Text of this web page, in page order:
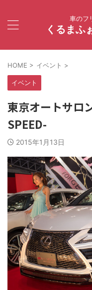
車のフ
くるま
HOME > イベント >
イベント
東京オートサロ
SPEED-
2015年1月13日